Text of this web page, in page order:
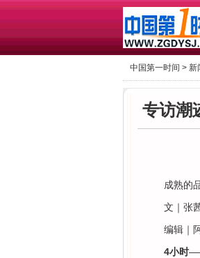
中国第一时间 > 新
专访潮
成熟的
文｜张
编辑｜
4小时